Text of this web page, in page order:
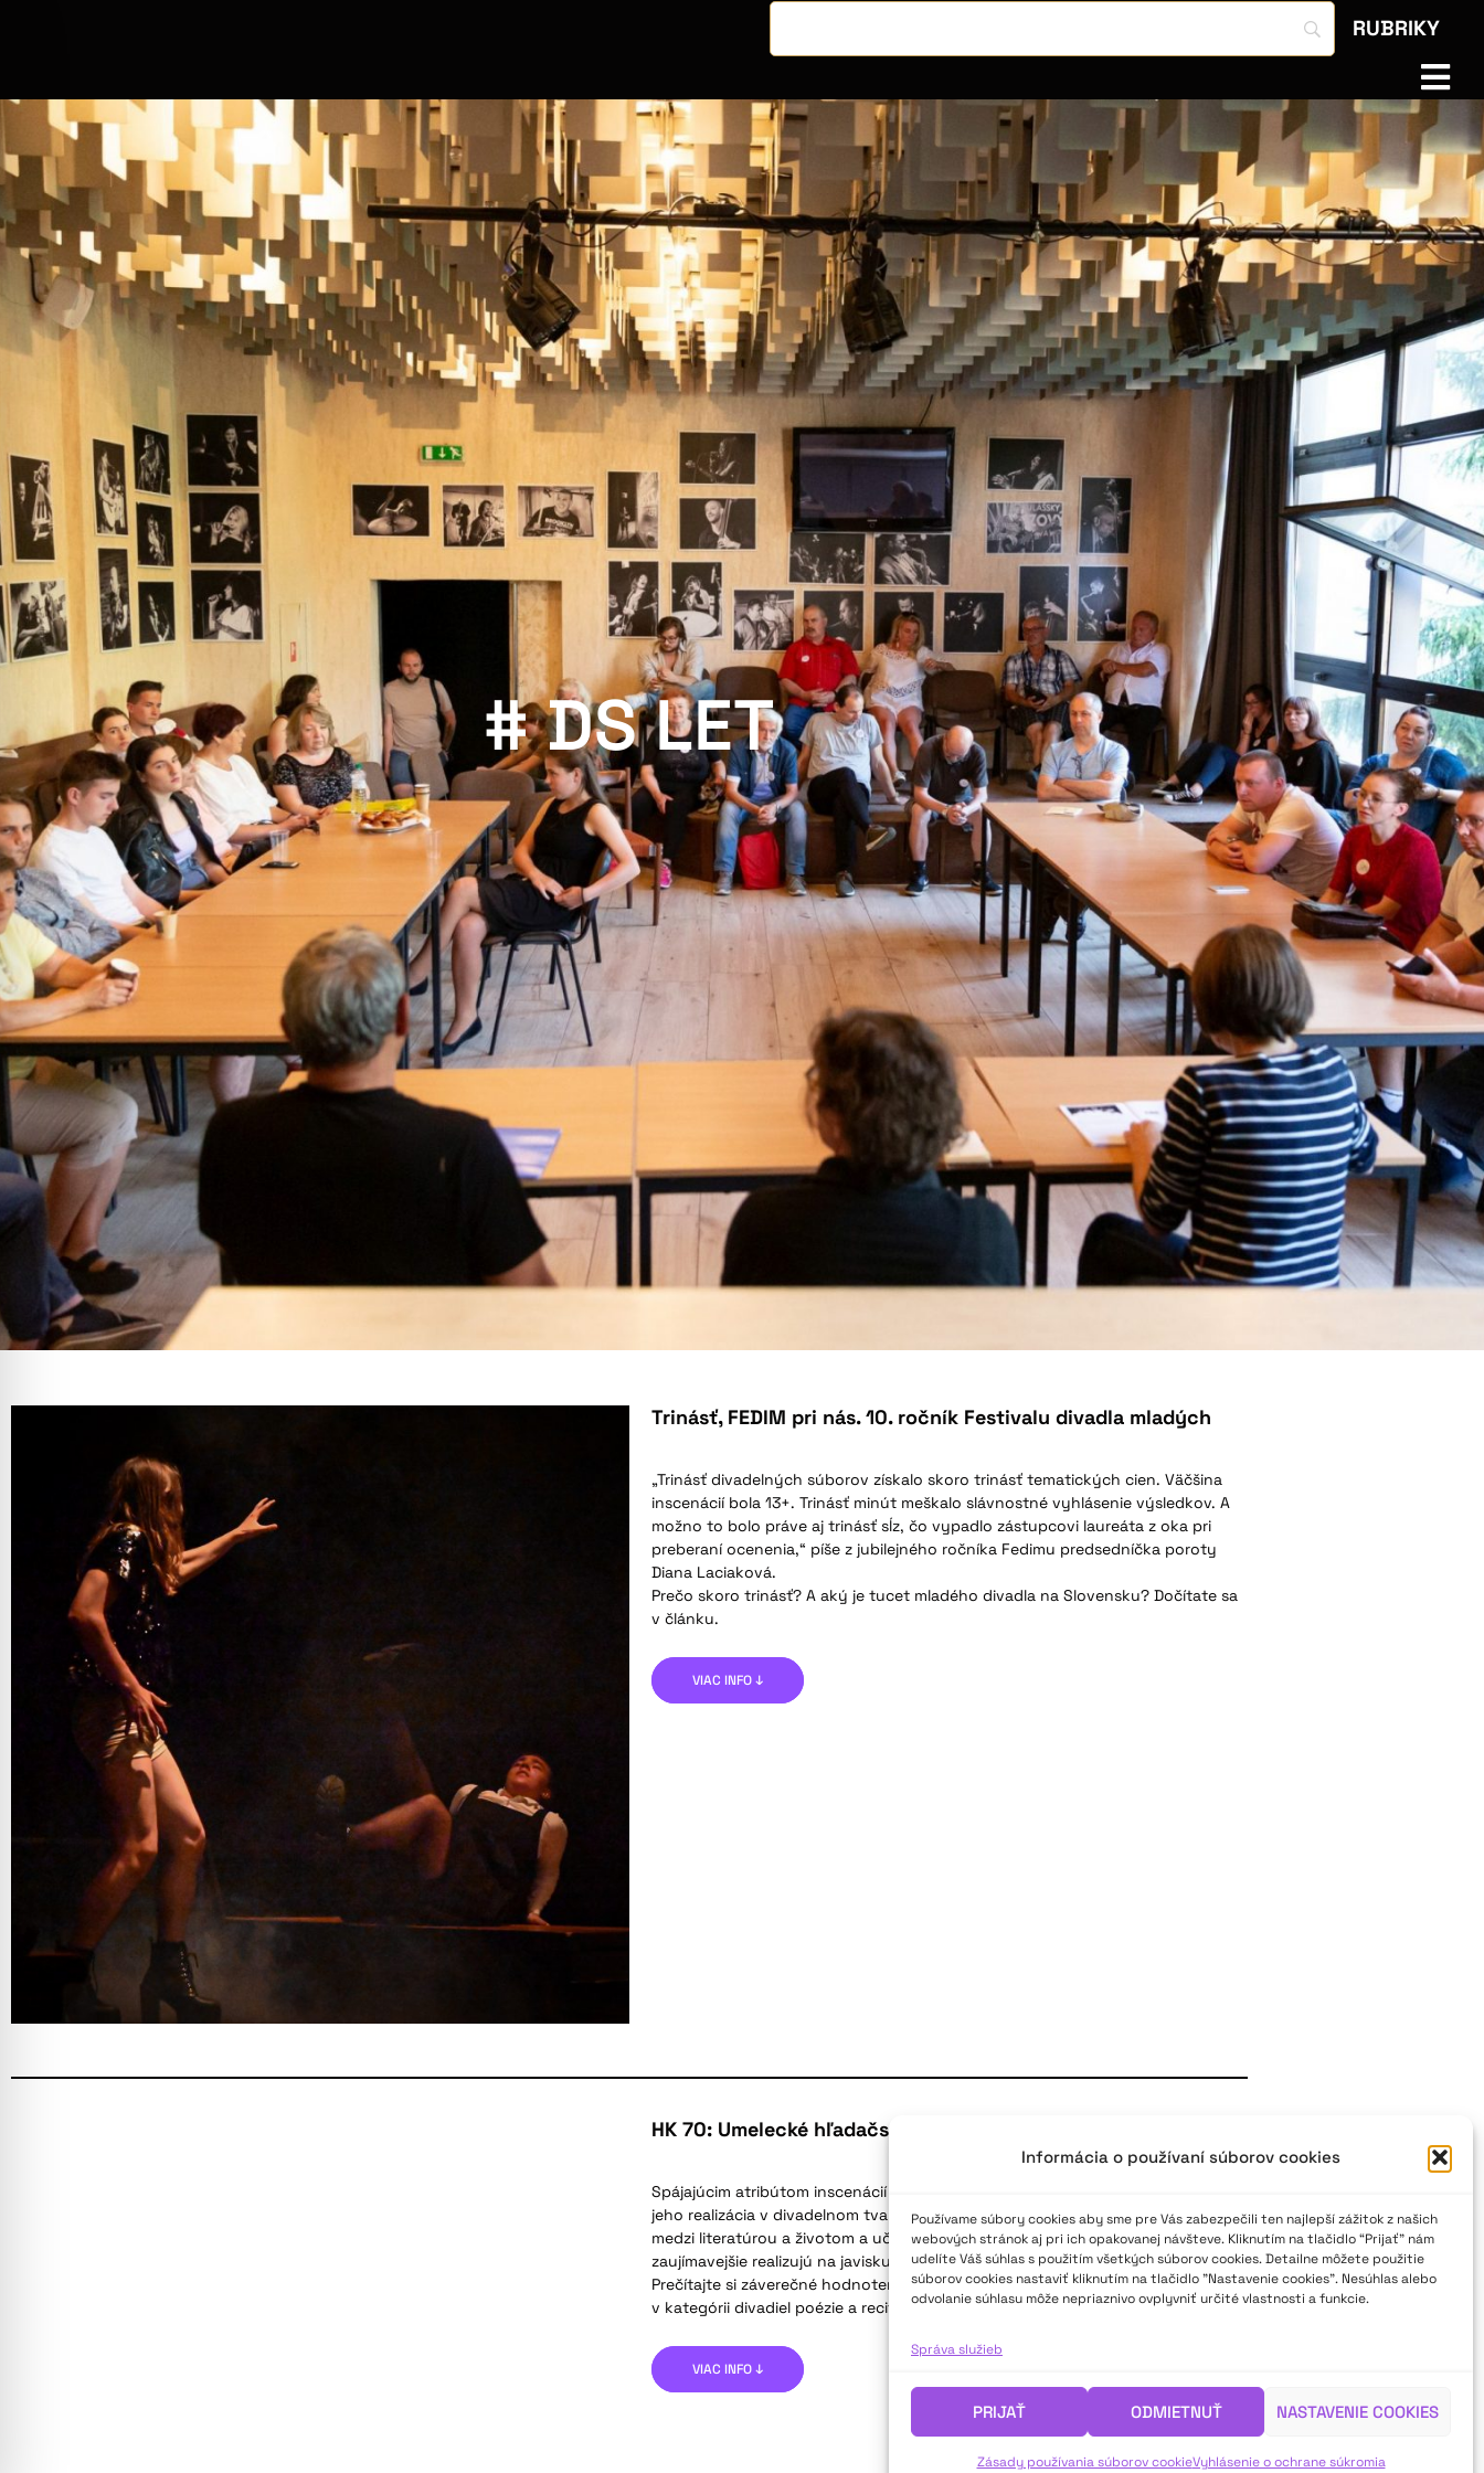
Informácia o používaní súborov cookies
Používame súbory cookies aby sme pre Vás zabezpečili ten najlepší zážitok z našich
webových stránok aj pri ich opakovanej návšteve. Kliknutím na tlačidlo “Prijať” nám
udelíte Váš súhlas s použitím všetkých súborov cookies. Detailne môžete použitie
súborov cookies nastaviť kliknutím na tlačidlo "Nastavenie cookies". Nesúhlas alebo
odvolanie súhlasu môže nepriaznivo ovplyvniť určité vlastnosti a funkcie.
Správa služieb
PRIJAŤ ODMIETNUŤ NASTAVENIE COOKIES
Zásady používania súborov cookieVyhlásenie o ochrane súkromia
RUBRIKY
# DS LET
Trinásť, FEDIM pri nás. 10. ročník Festivalu divadla mladých
„Trinásť divadelných súborov získalo skoro trinásť tematických cien. Väčšina
inscenácií bola 13+. Trinásť minút meškalo slávnostné vyhlásenie výsledkov. A
možno to bolo práve aj trinásť sĺz, čo vypadlo zástupcovi laureáta z oka pri
preberaní ocenenia,“ píše z jubilejného ročníka Fedimu predsedníčka poroty
Diana Laciaková.
Prečo skoro trinásť? A aký je tucet mladého divadla na Slovensku? Dočítate sa
v článku.
VIAC INFO ↓
HK 70: Umelecké hľadačstvo divadiel poézie
Spájajúcim atribútom inscenácií (a kolektívov) bol ich hľadačský potenciál a
jeho realizácia v divadelnom tvare. Veľmi citlivo a presne nachádzajú paralely
medzi literatúrou a životom a učiac sa divadelnému jazyku ich čoraz
zaujímavejšie realizujú na javisku.
Prečítajte si záverečné hodnotenie jubilejného ročníka Hviezdoslavovho Kubína
v kategórii divadiel poézie a recitačných kolektívov.
VIAC INFO ↓